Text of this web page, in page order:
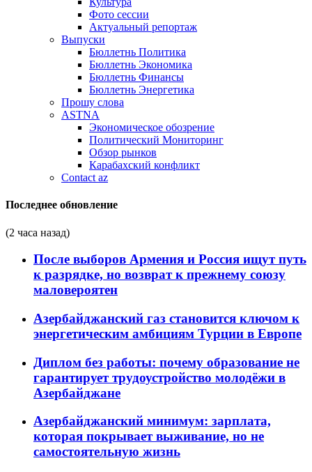
Фото сессии
Актуальный репортаж
Выпуски
Бюллетнь Политика
Бюллетнь Экономика
Бюллетнь Финансы
Бюллетнь Энергетика
Прошу слова
ASTNA
Экономическое обозрение
Политический Мониторинг
Обзор рынков
Карабахский конфликт
Contact az
Последнее обновление
(2 часа назад)
После выборов Армения и Россия ищут путь
к разрядке, но возврат к прежнему союзу
маловероятен
Азербайджанский газ становится ключом к
энергетическим амбициям Турции в Европе
Диплом без работы: почему образование не
гарантирует трудоустройство молодёжи в
Азербайджане
Азербайджанский минимум: зарплата,
которая покрывает выживание, но не
самостоятельную жизнь